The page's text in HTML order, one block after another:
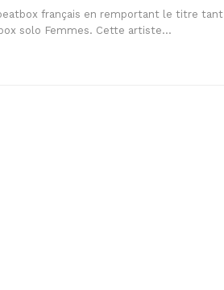
français en remportant le titre tant
solo Femmes. Cette artiste…